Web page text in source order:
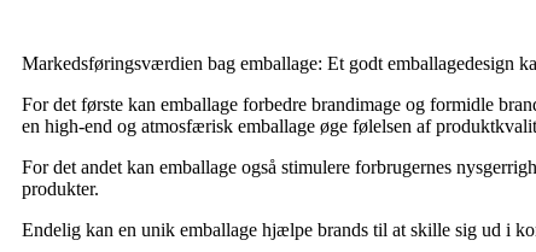
Markedsføringsværdien bag emballage: Et godt emballagedesign
For det første kan emballage forbedre brandimage og formidle
en high-end og atmosfærisk emballage øge følelsen af
For det andet kan emballage også stimulere forbrugernes
produkter.
Endelig kan en unik emballage hjælpe brands til at skille sig ud i